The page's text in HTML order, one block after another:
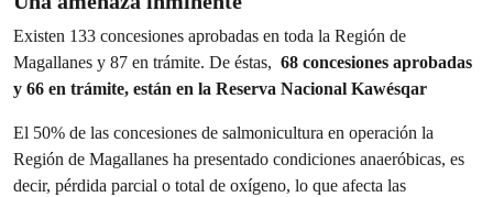
Existen 133 concesiones aprobadas en toda la Región de
Magallanes y 87 en trámite. De éstas, 68 concesiones aprobadas
y 66 en trámite, están en la Reserva Nacional Kawésqar
El 50% de las concesiones de salmonicultura en operación la
Región de Magallanes ha presentado condiciones anaeróbicas, es
decir, pérdida parcial o total de oxígeno, lo que afecta las